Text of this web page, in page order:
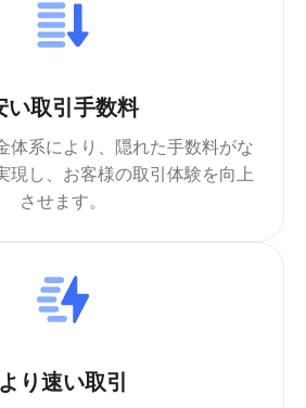
い取引手数料
体系により、隠れた手数料がな
現し、お客様の取引体験を向上
させます。
より速い取引